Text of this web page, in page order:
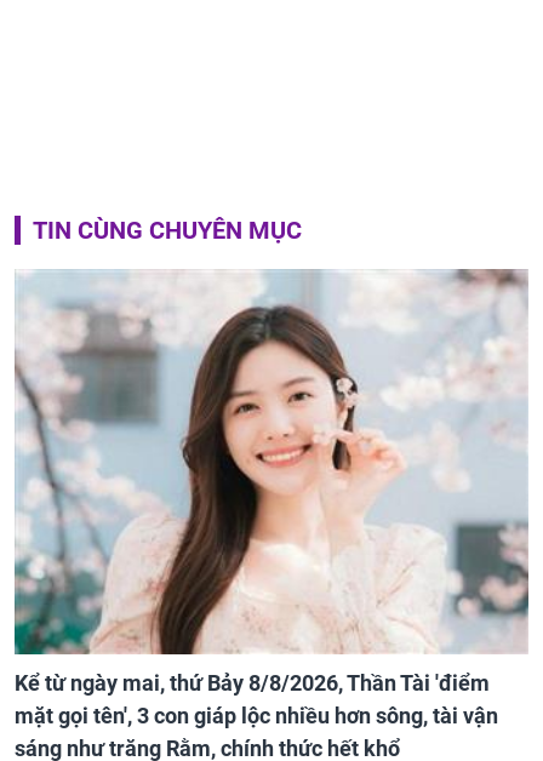
TIN CÙNG CHUYÊN MỤC
Kể từ ngày mai, thứ Bảy 8/8/2026, Thần Tài 'điểm
mặt gọi tên', 3 con giáp lộc nhiều hơn sông, tài vận
sáng như trăng Rằm, chính thức hết khổ